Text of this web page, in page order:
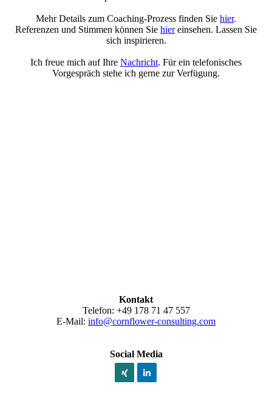
Mehr Details zum Coaching-Prozess finden Sie hier.
Referenzen und Stimmen können Sie hiereinsehen. Lassen Sie
sich inspirieren.
Ich freue mich auf Ihre Nachricht. Für ein telefonisches
Vorgespräch stehe ich gerne zur Verfügung.
Kontakt
Telefon: +49 178 71 47 557
E-Mail: info@cornflower-consulting.com
Social Media